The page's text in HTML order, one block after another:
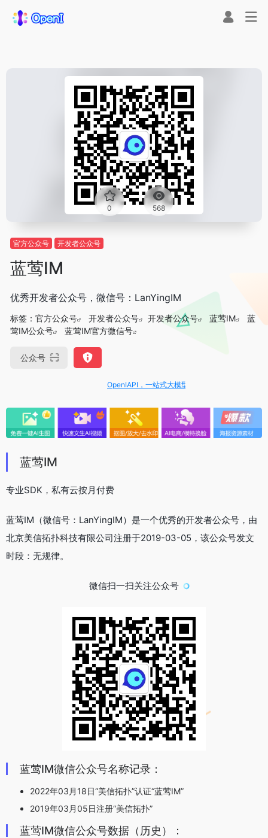
0 568
官方公众号 开发者公众号
蓝莺IM
优秀开发者公众号，微信号：LanYingIM
标签： 官方公众号 开发者公众号 开发者公众号 蓝莺IM
蓝
莺IM公众号
蓝莺IM官方微信号
公众号
OpenIAPI，一站式大模型API聚合平台
蓝莺IM
专业SDK，私有云按月付费
蓝莺IM（微信号：LanYingIM）是一个优秀的开发者公众号，由
北京美信拓扑科技有限公司注册于2019-03-05，该公众号发文
时段：无规律。
微信扫一扫关注公众号
蓝莺IM微信公众号名称记录：
2022年03月18日“美信拓扑”认证“蓝莺IM”
2019年03月05日注册“美信拓扑”
蓝莺IM微信公众号数据（历史）：